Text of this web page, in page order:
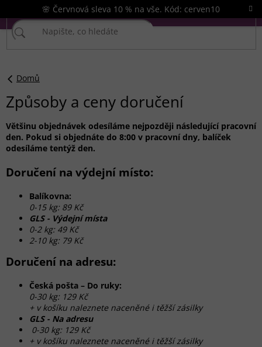
na
obsah
🌸 Červnová sleva 10 % na vše. Kód: cerven10
Domů
Způsoby a ceny doručení
Většinu objednávek odesíláme nejpozději následující pracovní
den. Pokud si objednáte do 8:00 v pracovní dny, balíček
odesíláme tentýž den.
Doručení na výdejní místo:
Balíkovna:
0-15 kg: 89 Kč
GLS - Výdejní místa
0-2 kg: 49 Kč
2-10 kg: 79 Kč
Doručení na adresu:
Česká pošta – Do ruky:
0-30 kg: 129 Kč
+ v košíku naleznete naceněné i těžší zásilky
GLS - Na adresu
0-30 kg: 129 Kč
+ v košíku naleznete naceněné i těžší zásilky